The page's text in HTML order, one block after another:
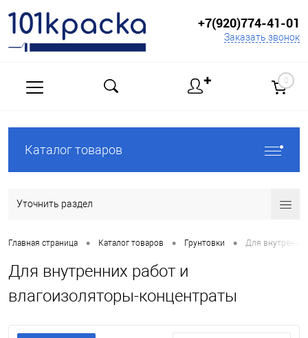
+7(920)774-41-01
Заказать звонок
✚ 0
Каталог товаров
Уточнить раздел
Главная страница • Каталог товаров • Грунтовки • Для
Для внутренних работ и
влагоизоляторы-концентраты